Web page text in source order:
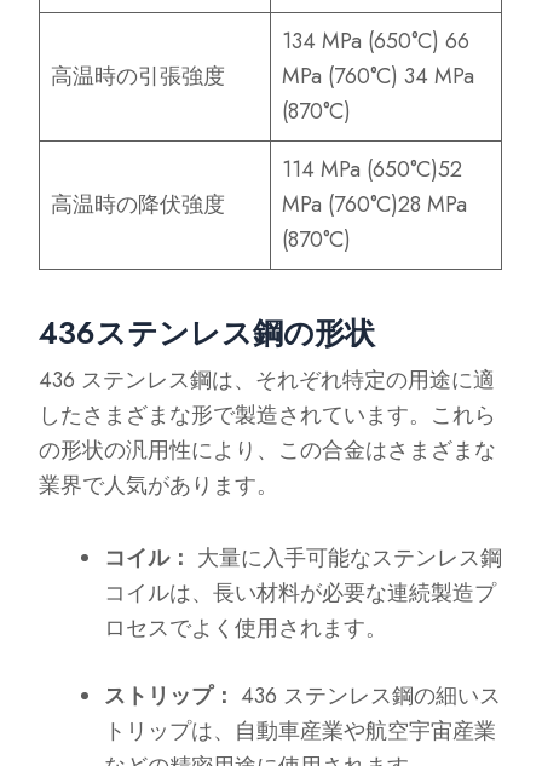
高温時の引張強度
134 MPa (650°C) 66
MPa (760°C) 34 MPa
(870°C)
高温時の降伏強度
114 MPa (650°C)52
MPa (760°C)28 MPa
(870°C)
436ステンレス鋼の形状
436 ステンレス鋼は、それぞれ特定の用途に適
したさまざまな形で製造されています。これら
の形状の汎用性により、この合金はさまざまな
業界で人気があります。
コイル： 大量に入手可能なステンレス鋼
コイルは、長い材料が必要な連続製造プ
ロセスでよく使用されます。
ストリップ： 436 ステンレス鋼の細いス
トリップは、自動車産業や航空宇宙産業